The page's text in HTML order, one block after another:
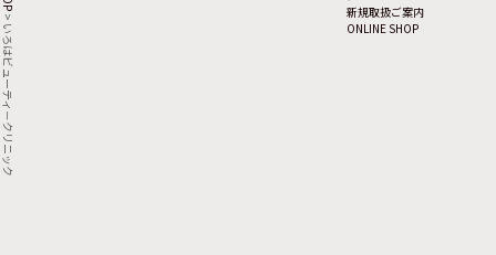
新規取扱ご案内
ONLINE SHOP
>
いろはビューティ－クリニック